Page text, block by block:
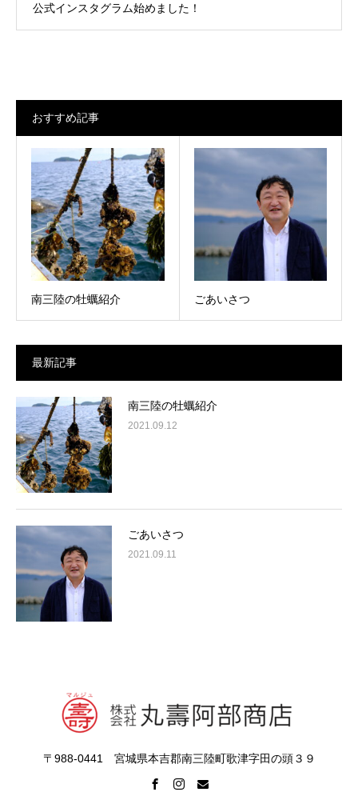
公式インスタグラム始めました！
おすすめ記事
南三陸の牡蠣紹介 ごあいさつ
最新記事
南三陸の牡蠣紹介
2021.09.12
ごあいさつ
2021.09.11
〒988-0441 宮城県本吉郡南三陸町歌津字田の頭３９